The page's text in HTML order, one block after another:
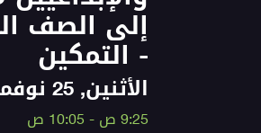
إلى الصف
- التمكين
الأثنين, 25 نوفمبر 2024
9:25 ص - 10:05 ص